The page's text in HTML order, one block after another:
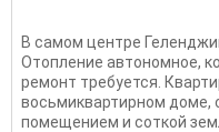
В самом центре
Отопление автономное,
ремонт требуется.
восьмиквартирном доме,
помещением и соткой